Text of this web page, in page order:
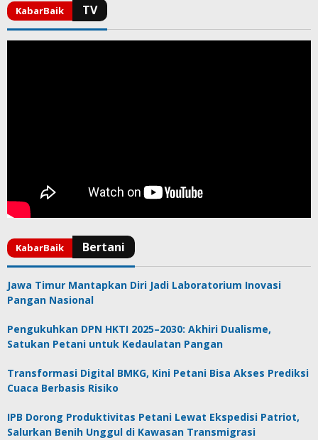
Jawa Timur Mantapkan Diri Jadi Laboratorium Inovasi
Pangan Nasional
Pengukuhkan DPN HKTI 2025–2030: Akhiri Dualisme,
Satukan Petani untuk Kedaulatan Pangan
Transformasi Digital BMKG, Kini Petani Bisa Akses Prediksi
Cuaca Berbasis Risiko
IPB Dorong Produktivitas Petani Lewat Ekspedisi Patriot,
Salurkan Benih Unggul di Kawasan Transmigrasi